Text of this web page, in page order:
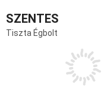
SZENTES
Tiszta Égbolt